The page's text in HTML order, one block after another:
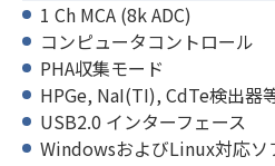
1 Ch MCA (8k ADC)
コンピュータコントロール
PHA収集モード
HPGe, NaI(TI), CdTe検出器
USB2.0 インターフェース
WindowsおよびLinux対応ソ